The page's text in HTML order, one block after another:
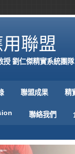
聯盟
劉仁傑精實系統團隊
聯盟成果 精
聯絡我們